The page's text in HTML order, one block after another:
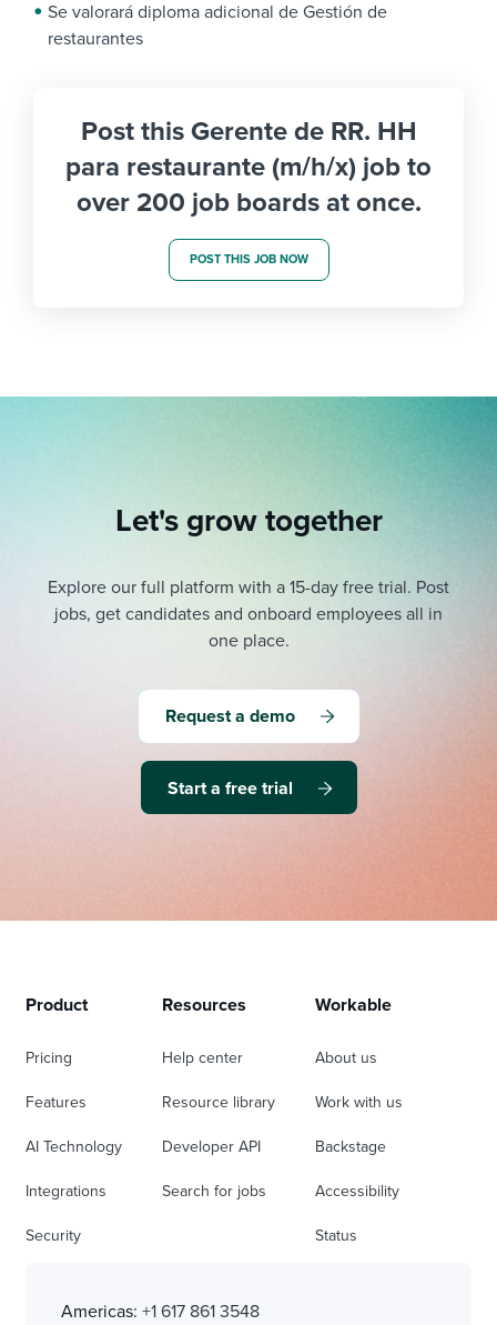
Se valorará diploma adicional de Gestión de
restaurantes
Post this Gerente de RR. HH
para restaurante (m/h/x) job to
over 200 job boards at once.
POST THIS JOB NOW
Let's grow together
Explore our full platform with a 15-day free trial. Post
jobs, get candidates and onboard employees all in
one place.
Request a demo
Start a free trial
Product
Pricing
Features
AI Technology
Integrations
Security
Resources
Help center
Resource library
Developer API
Search for jobs
Workable
About us
Work with us
Backstage
Accessibility
Status
Americas: +1 617 861 3548